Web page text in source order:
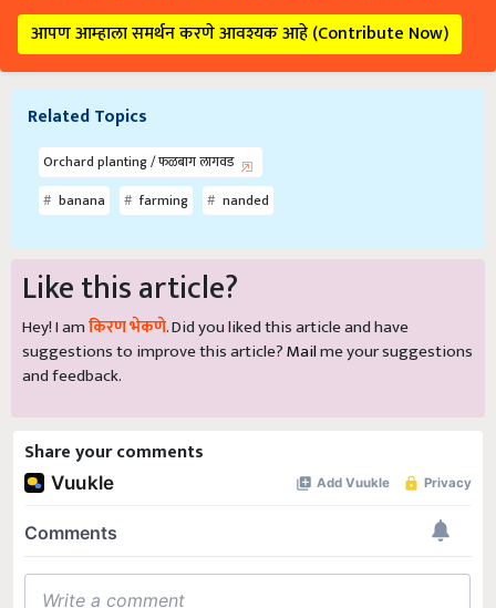
आपण आम्हाला समर्थन करणे आवश्यक आहे (Contribute Now)
Related Topics
Orchard planting / फळबाग लागवड
banana
farming nanded
Like this article?
Hey! I amकिरण भेकणे. Did you liked this article and have
suggestions to improve this article?Mailme your suggestions
and feedback.
Share your comments